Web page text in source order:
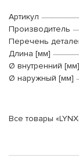
Артикул
Производитель
Перечень
Длина [мм]
Ø внутренний [мм]
Ø наружный [мм]
Все товары